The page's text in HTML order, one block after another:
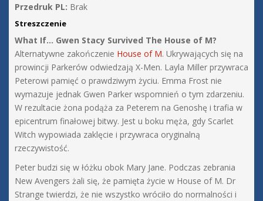
Przedruk PL: Brak
Streszczenie
What If… Gwen Stacy Survived The House of M?
Alternatywne zakończenie House of M. Ukrywających się na
prowincji Parkerów odwiedzają X-Men. Layla Miller przywraca
Peterowi pamięć o prawdziwym życiu. Emma Frost nie
wymazuje jednak Gwen Parker wspomnień o tym zdarzeniu.
W rezultacie żona podąża za Peterem na Genoshę i trafia w
epicentrum finałowej bitwy. Jest u boku męża, gdy Scarlet
Witch wypowiada zaklęcie i przywraca oryginalną
rzeczywistość.
Peter budzi się w łóżku obok Mary Jane. Podczas zebrania
New Avengers żali się, że pamięta życie w House of M. Dr
Strange twierdzi, że nie wszystko wróciło do normalności i